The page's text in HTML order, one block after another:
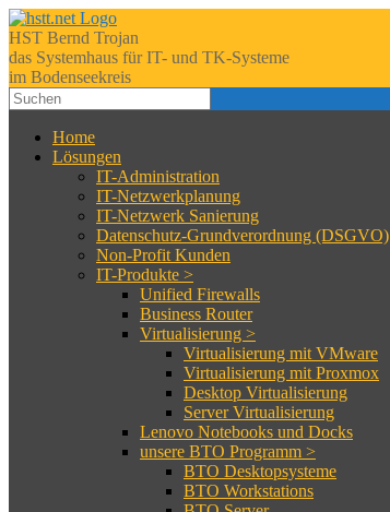
HST Bernd Trojan
das Systemhaus für IT- und TK-Systeme
im Bodenseekreis
Home
Lösungen
IT-Administration
IT-Netzwerkplanung
IT-Netzwerk Sanierung
Datenschutz-Grundverordnung (DSGVO)
Non-Profit Kunden
IT-Produkte >
Unified Firewalls
Business Router
Virtualisierung >
Virtualisierung mit VMware
Virtualisierung mit Proxmox
Desktop Virtualisierung
Server Virtualisierung
Lenovo Notebooks und Docks
unsere BTO Programm >
BTO Desktopsysteme
BTO Workstations